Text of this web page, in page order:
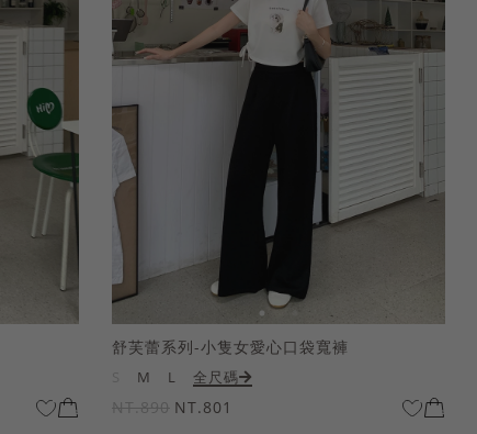
舒芙蕾系列-小隻女愛心口袋寬褲
M L 全尺碼
NT.890 NT.801